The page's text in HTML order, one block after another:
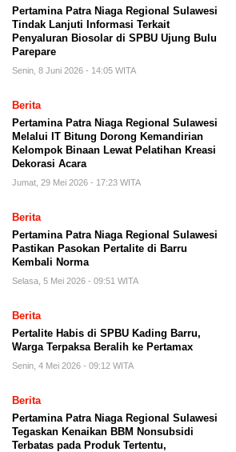
Pertamina Patra Niaga Regional Sulawesi
Tindak Lanjuti Informasi Terkait
Penyaluran Biosolar di SPBU Ujung Bulu
Parepare
Senin, 8 Juni 2026 - 14:05 WITA
Berita
Pertamina Patra Niaga Regional Sulawesi
Melalui IT Bitung Dorong Kemandirian
Kelompok Binaan Lewat Pelatihan Kreasi
Dekorasi Acara
Jumat, 29 Mei 2026 - 17:23 WITA
Berita
Pertamina Patra Niaga Regional Sulawesi
Pastikan Pasokan Pertalite di Barru
Kembali Norma
Selasa, 5 Mei 2026 - 09:51 WITA
Berita
Pertalite Habis di SPBU Kading Barru,
Warga Terpaksa Beralih ke Pertamax
Senin, 4 Mei 2026 - 09:12 WITA
Berita
Pertamina Patra Niaga Regional Sulawesi
Tegaskan Kenaikan BBM Nonsubsidi
Terbatas pada Produk Tertentu,